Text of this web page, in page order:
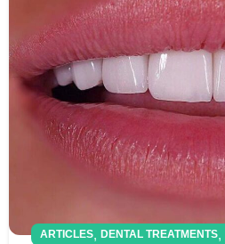
ARTICLES, DENTAL TREATMENTS,